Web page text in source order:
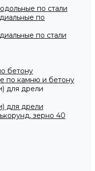
по стали
по
по стали
бетону
по камню и бетону
для дрели
для дрели
зерно 40